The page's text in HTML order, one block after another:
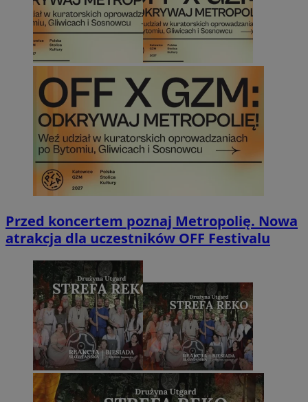
Przed koncertem poznaj Metropolię. Nowa
atrakcja dla uczestników OFF Festivalu